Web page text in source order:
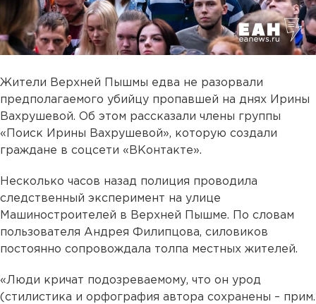
Жители Верхней Пышмы едва не разорвали
предполагаемого убийцу пропавшей на днях Ирины
Вахрушевой. Об этом рассказали члены группы
«Поиск Ирины Вахрушевой», которую создали
граждане в соцсети «ВКонтакте».
Несколько часов назад полиция проводила
следственный эксперимент на улице
Машиностроителей в Верхней Пышме. По словам
пользователя Андрея Филипцова, силовиков
постоянно сопровождала толпа местных жителей.
«Люди кричат подозреваемому, что он урод
(стилистика и орфография автора сохранены – прим.